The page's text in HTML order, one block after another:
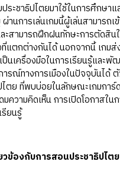
ชาธิปไตยมาใช้ในการศึกษาแ
านการเล่นเกมนี้ผู้เล่นสามารถเ
ะสามารถฝึกฝนทักษะการตัดสิน
แตกต่างกันได้ นอกจากนี้ เกมส่
นเครื่องมือในการเรียนรู้และพั
ารณ์ทางการเมืองในปัจจุบันได้
ไตย ที่พบบ่อยในลักษณะเกมการ์ด
ความคิดเห็น การเปิดโอกาสใน
รียนรู้
วข้องกับการสอนประชาธิปไตย